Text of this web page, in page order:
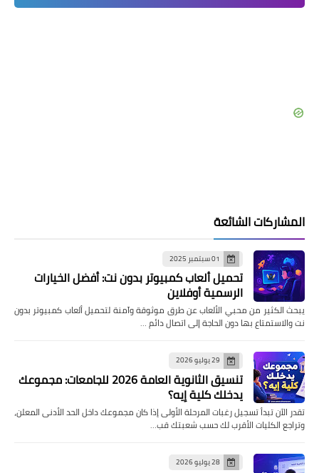
المشاركات الشائعة
01 سبتمبر 2025
تحميل ألعاب كمبيوتر بدون نت: أفضل الخيارات
الرسمية أوفلاين
يبحث الكثير من محبي الألعاب عن طرق موثوقة وآمنة لتحميل ألعاب كمبيوتر بدون
نت والاستمتاع بها دون الحاجة إلى اتصال دائم …
29 يوليو 2026
تنسيق الثانوية العامة 2026 للجامعات: مجموعك
يدخلك كلية إيه؟
تقدر الآن تبدأ تسجيل رغبات المرحلة الأولى إذا كان مجموعك داخل الحد الأدنى المعلن،
وتراجع الكليات الأقرب لك حسب شعبتك قب…
28 يوليو 2026